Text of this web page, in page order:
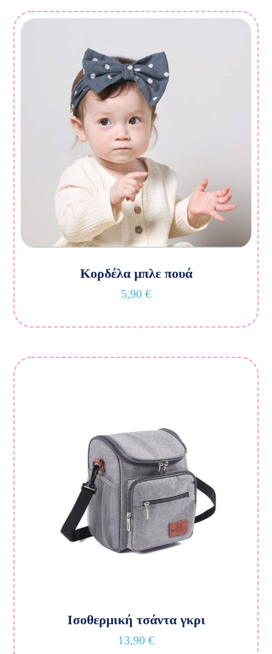
Κορδέλα μπλε πουά
5,90 €
Ισοθερμική τσάντα γκρι
13,90 €